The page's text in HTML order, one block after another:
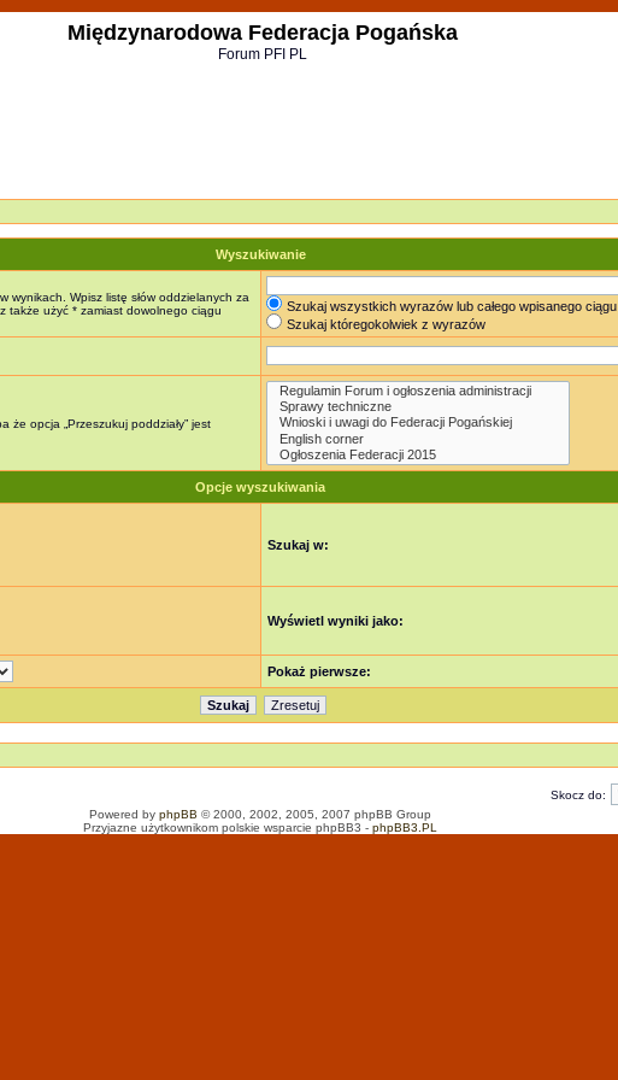
Międzynarodowa Federacja Pogańska
Forum PFI PL
Wyszukiwanie
wynikach. Wpisz listę słów oddzielanych za
także użyć * zamiast dowolnego ciągu
Szukaj wszystkich wyrazów lub całego wpisanego ciągu
Szukaj któregokolwiek z wyrazów
że opcja „Przeszukuj poddziały” jest
Opcje wyszukiwania
Szukaj w:
Wyświetl wyniki jako:
Pokaż pierwsze:
Skocz do:
Powered by phpBB © 2000, 2002, 2005, 2007 phpBB Group
Przyjazne użytkownikom polskie wsparcie phpBB3 - phpBB3.PL